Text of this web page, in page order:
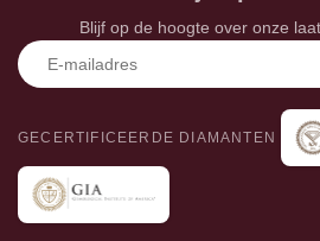
Blijf op de hoogte over onze
GECERTIFICEERDE DIAMANTEN